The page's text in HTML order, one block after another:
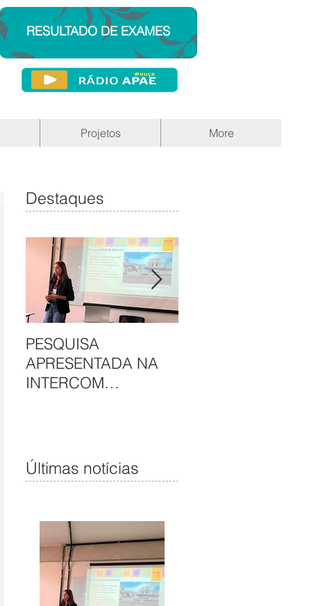
RESULTADO DE EXAMES
Projetos More
Destaques
PESQUISA
APRESENTADA NA
INTERCOM
Últimas notícias